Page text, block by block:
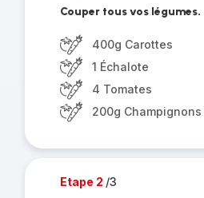
Couper tous vos légumes.
400g Carottes
1 Échalote
4 Tomates
200g Champignons
Etape 2 /3